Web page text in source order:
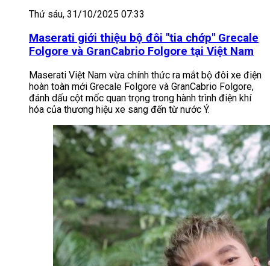
Thứ sáu, 31/10/2025 07:33
Maserati giới thiệu bộ đôi "tia chớp" Grecale
Folgore và GranCabrio Folgore tại Việt Nam
Maserati Việt Nam vừa chính thức ra mắt bộ đôi xe điện
hoàn toàn mới Grecale Folgore và GranCabrio Folgore,
đánh dấu cột mốc quan trọng trong hành trình điện khí
hóa của thương hiệu xe sang đến từ nước Ý.